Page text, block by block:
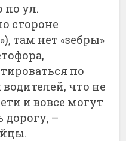
по ул.
стороне
там нет «зебры»
по
что не
и вовсе могут
дорогу, –